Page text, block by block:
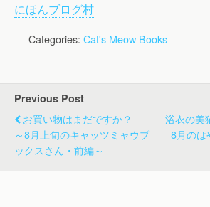
にほんブログ村
Categories: Cat's Meow Books
Previous Post
お買い物はまだですか？
～8月上旬のキャッツミャウブ
ックスさん・前編～
浴衣の美
8月のは